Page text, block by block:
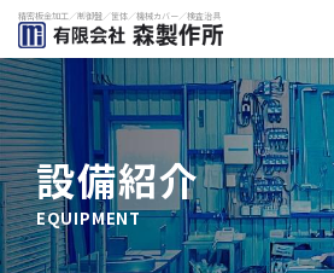
精密板金加工／制御盤／筐体／機械カバー／検査治具
設備紹介
EQUIPMENT